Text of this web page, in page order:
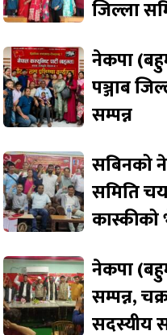
जिल्ला
नेकपा
पञ्जाब
सम्पन्न
सबिनको
समिति
कास्कीको
नेकपा
सम्पन्न,
सदस्यीय